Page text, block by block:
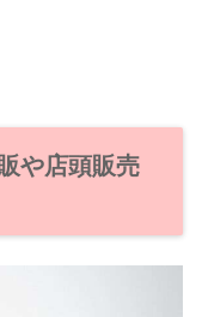
や店頭販売